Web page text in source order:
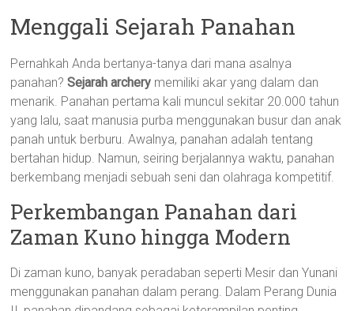
Menggali Sejarah Panahan
Pernahkah Anda bertanya-tanya dari mana asalnya
panahan?Sejarah archery memiliki akar yang dalam dan
menarik. Panahan pertama kali muncul sekitar 20.000 tahun
yang lalu, saat manusia purba menggunakan busur dan anak
panah untuk berburu. Awalnya, panahan adalah tentang
bertahan hidup. Namun, seiring berjalannya waktu, panahan
berkembang menjadi sebuah seni dan olahraga kompetitif.
Perkembangan Panahan dari
Zaman Kuno hingga Modern
Di zaman kuno, banyak peradaban seperti Mesir dan Yunani
menggunakan panahan dalam perang. Dalam Perang Dunia